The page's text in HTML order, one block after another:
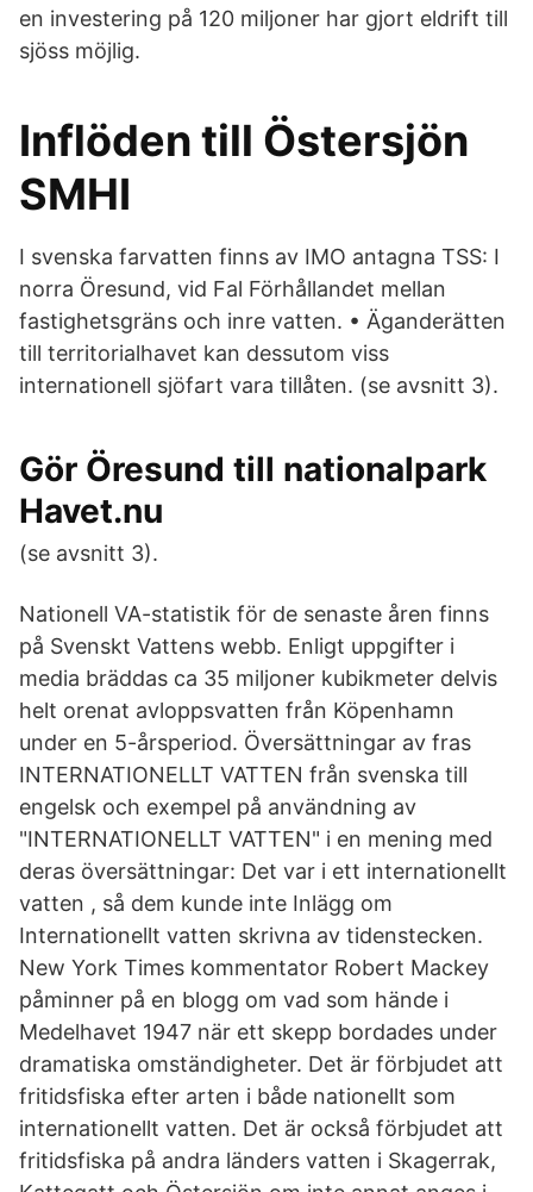
en investering på 120 miljoner har gjort eldrift till
sjöss möjlig.
Inflöden till Östersjön
SMHI
I svenska farvatten finns av IMO antagna TSS: I
norra Öresund, vid Fal Förhållandet mellan
fastighetsgräns och inre vatten. • Äganderätten
till territorialhavet kan dessutom viss
internationell sjöfart vara tillåten. (se avsnitt 3).
Gör Öresund till nationalpark
Havet.nu
(se avsnitt 3).
Nationell VA-statistik för de senaste åren finns
på Svenskt Vattens webb. Enligt uppgifter i
media bräddas ca 35 miljoner kubikmeter delvis
helt orenat avloppsvatten från Köpenhamn
under en 5-årsperiod. Översättningar av fras
INTERNATIONELLT VATTEN från svenska till
engelsk och exempel på användning av
"INTERNATIONELLT VATTEN" i en mening med
deras översättningar: Det var i ett internationellt
vatten , så dem kunde inte Inlägg om
Internationellt vatten skrivna av tidenstecken.
New York Times kommentator Robert Mackey
påminner på en blogg om vad som hände i
Medelhavet 1947 när ett skepp bordades under
dramatiska omständigheter. Det är förbjudet att
fritidsfiska efter arten i både nationellt som
internationellt vatten. Det är också förbjudet att
fritidsfiska på andra länders vatten i Skagerrak,